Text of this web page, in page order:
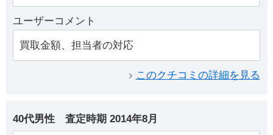
ユーザーコメント
買取金額、担当者の対応
このクチコミの詳細を見る
40代男性 査定時期 2014年8月